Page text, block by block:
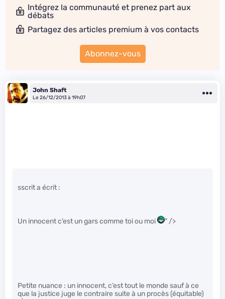
Intégrez la communauté et prenez part aux
débats
Partagez des articles premium à vos contacts
Abonnez-vous
John Shaft
Le 26/12/2013 à 19h07
sscrit a écrit :
Un innocent c’est un gars comme toi ou moi " />
Petite nuance : un innocent, c’est tout le monde sauf à ce
que la justice juge le contraire suite à un procès (équitable)